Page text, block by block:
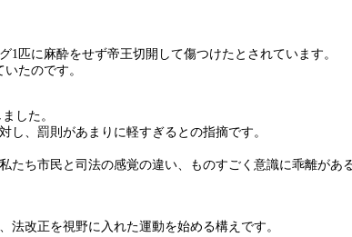
匹に麻酔をせず帝王切開して傷つけたとされています。
たのです。
した。
、罰則があまりに軽すぎるとの指摘です。
ち市民と司法の感覚の違い、ものすごく意識に乖離があ
改正を視野に入れた運動を始める構えです。